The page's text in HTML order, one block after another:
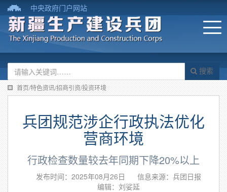
中央政府门户网站
搜索
首页/特色资讯/招商引资/投资环境
兵团规范涉企行政执法优化
营商环境
行政检查数量较去年同期下降20%以上
发布时间：2025年08月26日
信息来源：​兵团日报
编辑：刘娑延